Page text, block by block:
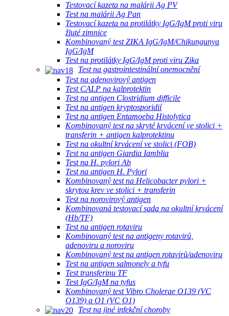
Testovací kazeta na malárii Ag PV
Test na malárii Ag Pan
Testovací kazeta na protilátky IgG/IgM proti viru
žluté zimnice
Kombinovaný test ZIKA IgG/IgM/Chikungunya
IgG/IgM
Test na protilátky IgG/IgM proti viru Zika
Test na gastrointestinální onemocnění
Test na adenovirový antigen
Test CALP na kalprotektin
Test na antigen Clostridium difficile
Test na antigen kryptosporidií
Test na antigen Entamoeba Histolytica
Kombinovaný test na skryté krvácení ve stolici +
transferin + antigen kalprotektinu
Test na okultní krvácení ve stolici (FOB)
Test na antigen Giardia Iamblia
Test na H. pylori Ab
Test na antigen H. Pylori
Kombinovaný test na Helicobacter pylori +
skrytou krev ve stolici + transferin
Test na norovirový antigen
Kombinovaná testovací sada na okultní krvácení
(Hb/TF)
Test na antigen rotaviru
Kombinovaný test na antigeny rotavirů,
adenoviru a noroviru
Kombinovaný test na antigen rotavirů/adenoviru
Test na antigen salmonely a tyfu
Test transferinu TF
Test IgG/IgM na tyfus
Kombinovaný test Vibro Cholerae O139 (VC
O139) a O1 (VC O1)
Test na jiné infekční choroby